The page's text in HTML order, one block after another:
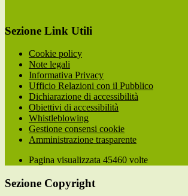
Sezione Link Utili
Cookie policy
Note legali
Informativa Privacy
Ufficio Relazioni con il Pubblico
Dichiarazione di accessibilità
Obiettivi di accessibilità
Whistleblowing
Gestione consensi cookie
Amministrazione trasparente
Pagina visualizzata 45460 volte
Sezione Copyright